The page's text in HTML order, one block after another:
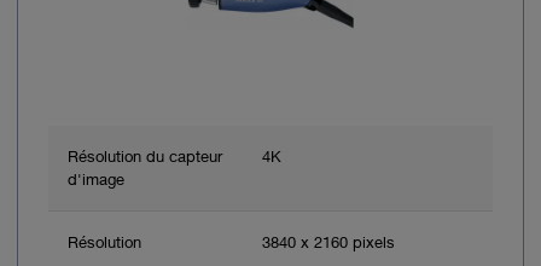
Résolution du capteur
d'image
4K
Résolution 3840 x 2160 pixels